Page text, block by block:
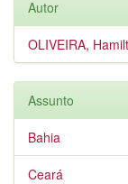
Autor
OLIVEIRA,
Assunto
Bahia
Ceará